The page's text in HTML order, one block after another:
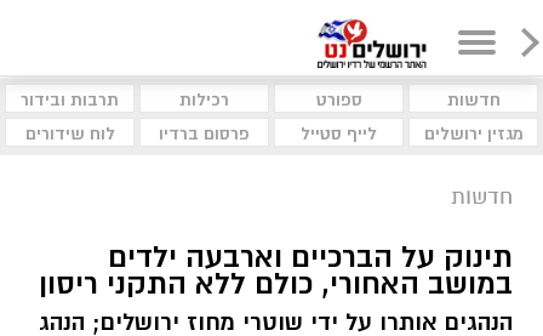
חדשות ספורט רכילות
תרבות ובידור
מגזין ירושלים
לייף סטייל פרסום ברדיו לוח שידורים
חדשות
תינוק על הברכיים וארבעה ילדים
במושב האחורי, כולם ללא התקני ריסון
הנהגים אותרו על ידי שוטרי מחוז ירושלים; הנהג